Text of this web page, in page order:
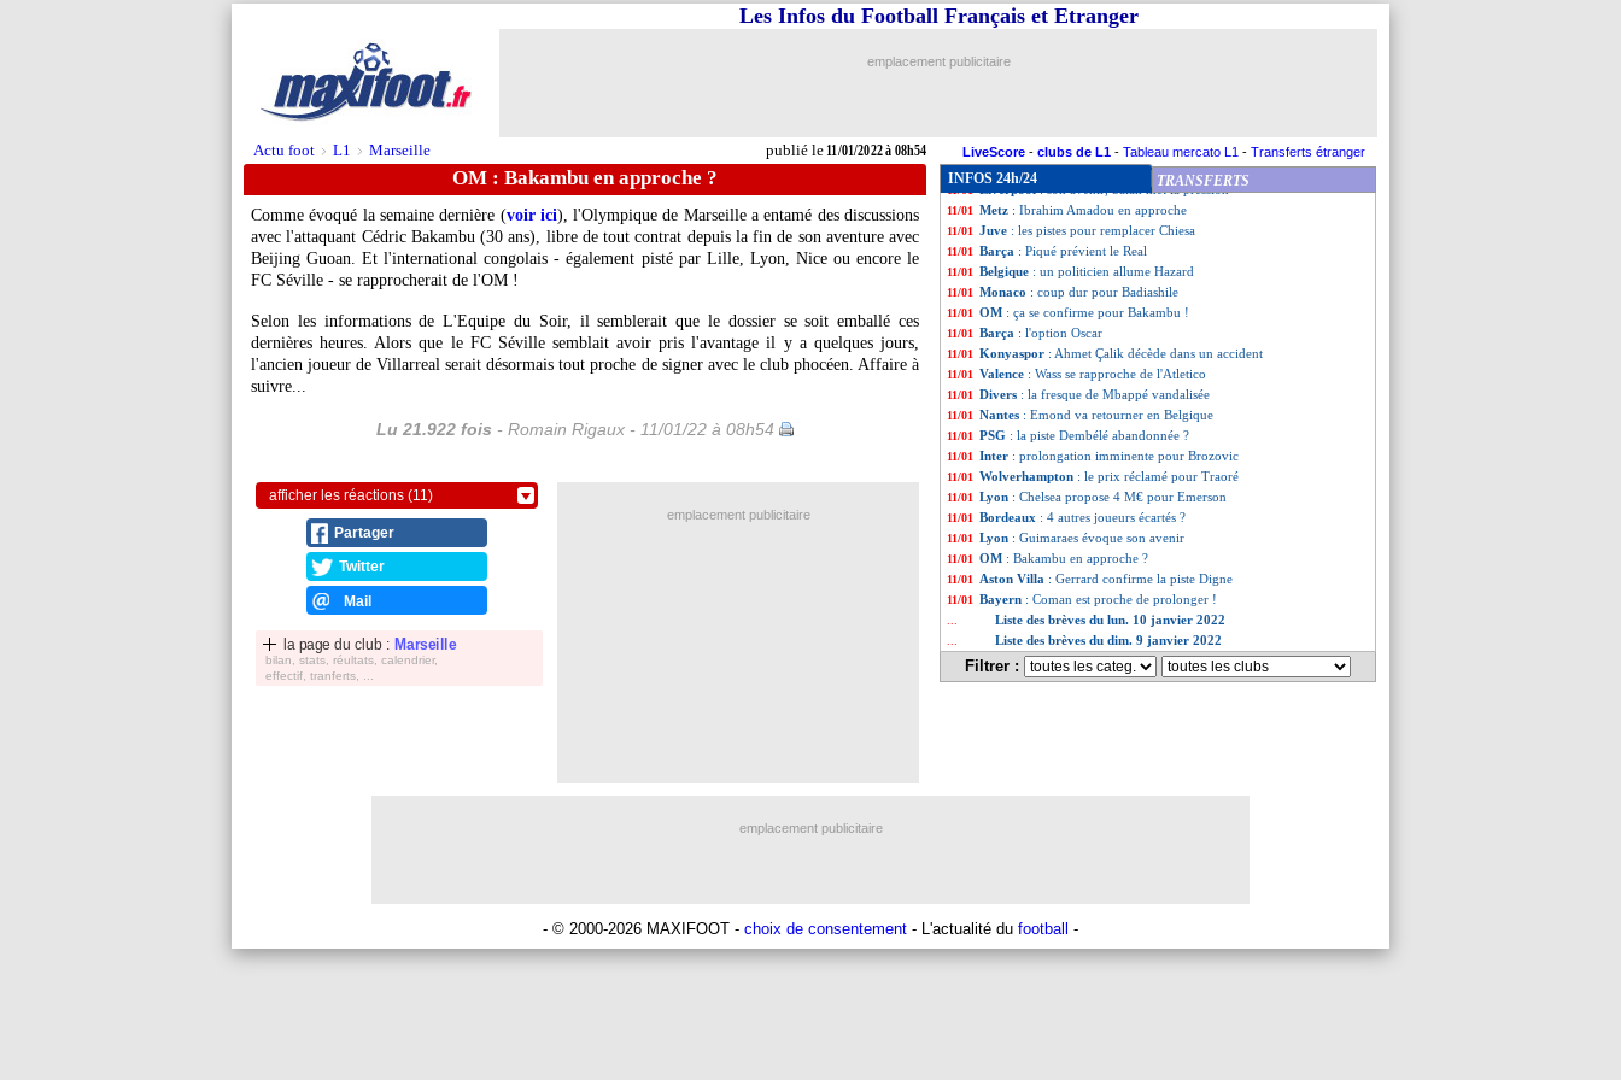
Actu foot > L1 > Marseille publié le11/01/2022 à 08h54
Les Infos du Football Français et Etranger
emplacement publicitaire
LiveScore - clubs de L1 - Tableau mercato L1 - Transferts étranger
OM : Bakambu en approche ?
Comme évoqué la semaine dernière (voir ici), l'Olympique de Marseille a entamé des discussions
avec l'attaquant Cédric Bakambu (30 ans), libre de tout contrat depuis la fin de son aventure avec
Beijing Guoan. Et l'international congolais - également pisté par Lille, Lyon, Nice ou encore le
FC Séville - se rapprocherait de l'OM !
Selon les informations de L'Equipe du Soir, il semblerait que le dossier se soit emballé ces
dernières heures. Alors que le FC Séville semblait avoir pris l'avantage il y a quelques jours,
l'ancien joueur de Villarreal serait désormais tout proche de signer avec le club phocéen. Affaire à
suivre...
Lu 21.922 fois - Romain Rigaux - 11/01/22 à 08h54
afficher les réactions (11)
Partager
Twitter
Mail
la page du club : Marseille
bilan, stats, réultats, calendrier,
effectif, tranferts, ...
INFOS 24h/24 TRANSFERTS
11/01 Man Utd: Rangnick veut "plus de contrôle"
11/01 Arsenal : Keane enfonce les Gunners
11/01 Lorient
11/01 Reims: Cafaro file en Belgique (officiel)
11/01 Lyon: Reine-Adélaïde de retour à l'entraînement
: son avenir, Salah met la pression
11/01 Metz : Ibrahim Amadou en approche
11/01 Juve : les pistes pour remplacer Chiesa
11/01 Barça : Piqué prévient le Real
11/01 Belgique : un politicien allume Hazard
11/01 Monaco : coup dur pour Badiashile
11/01 OM : ça se confirme pour Bakambu !
11/01 Barça : l'option Oscar
11/01 Konyaspor : Ahmet Çalik décède dans un accident
11/01 Valence : Wass se rapproche de l'Atletico
11/01 Divers : la fresque de Mbappé vandalisée
11/01 Nantes : Emond va retourner en Belgique
11/01 PSG : la piste Dembélé abandonnée ?
11/01 Inter : prolongation imminente pour Brozovic
11/01 Wolverhampton : le prix réclamé pour Traoré
11/01 Lyon : Chelsea propose 4 M€ pour Emerson
11/01 Bordeaux : 4 autres joueurs écartés ?
11/01 Lyon : Guimaraes évoque son avenir
11/01 OM : Bakambu en approche ?
11/01 Aston Villa : Gerrard confirme la piste Digne
11/01 Bayern : Coman est proche de prolonger !
Liste des brèves du lun. 10 janvier 2022
Liste des brèves du dim. 9 janvier 2022
Filtrer :
emplacement publicitaire
emplacement publicitaire
- © 2000-2026 MAXIFOOT - choix de consentement - L'actualité du football -